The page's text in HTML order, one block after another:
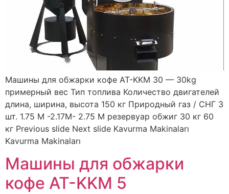
Машины для обжарки кофе AT-KKM 30 — 30kg
примерный вес Тип топлива Количество двигателей
длина, ширина, высота 150 кг Природный газ / СНГ 3
шт. 1.75 M -2.17M- 2.75 M резервуар обжиг 30 кг 60
кг Previous slide Next slide Kavurma Makinaları
Kavurma Makinaları
Машины для обжарки
кофе AT-KKM 5